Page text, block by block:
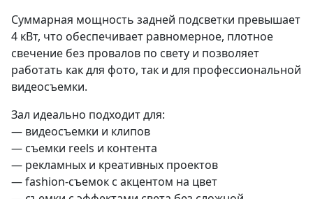
Суммарная мощность задней подсветки превышает
4 кВт, что обеспечивает равномерное, плотное
свечение без провалов по свету и позволяет
работать как для фото, так и для профессиональной
видеосъемки.
Зал идеально подходит для:
— видеосъемки и клипов
— съемки reels и контента
— рекламных и креативных проектов
—fashion-съемок с акцентом на цвет